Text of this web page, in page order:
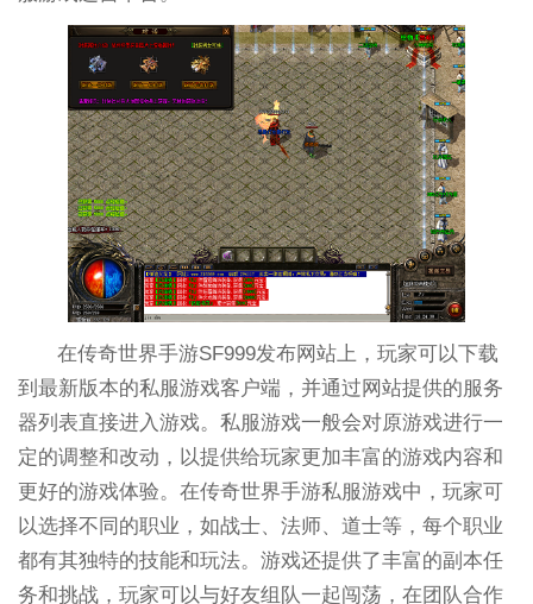
在传奇世界手游SF999发布网站上，玩家可以下载
到最新版本的私服游戏客户端，并通过网站提供的服务
器列表直接进入游戏。私服游戏一般会对原游戏进行一
定的调整和改动，以提供给玩家更加丰富的游戏内容和
更好的游戏体验。在传奇世界手游私服游戏中，玩家可
以选择不同的职业，如战士、法师、道士等，每个职业
都有其独特的技能和玩法。游戏还提供了丰富的副本任
务和挑战，玩家可以与好友组队一起闯荡，在团队合作